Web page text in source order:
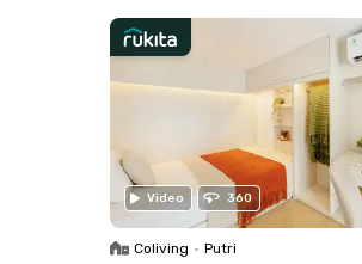
Video 360
Coliving • Putri